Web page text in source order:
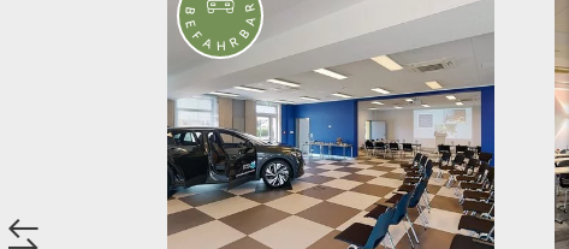
B
E
F
A H R
B
A
R